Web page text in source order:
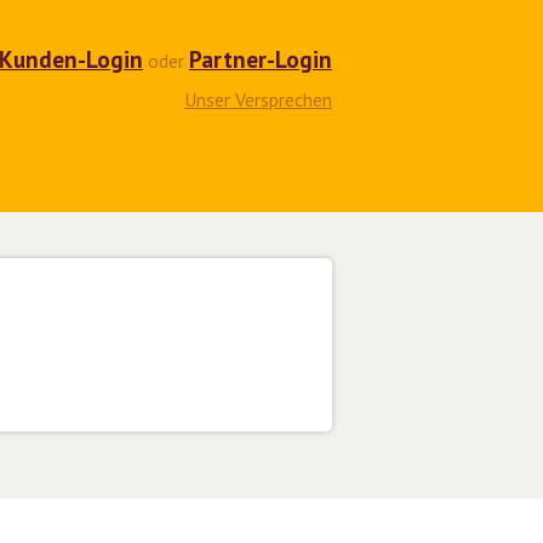
Kunden-Login oder Partner-Login
Unser Versprechen